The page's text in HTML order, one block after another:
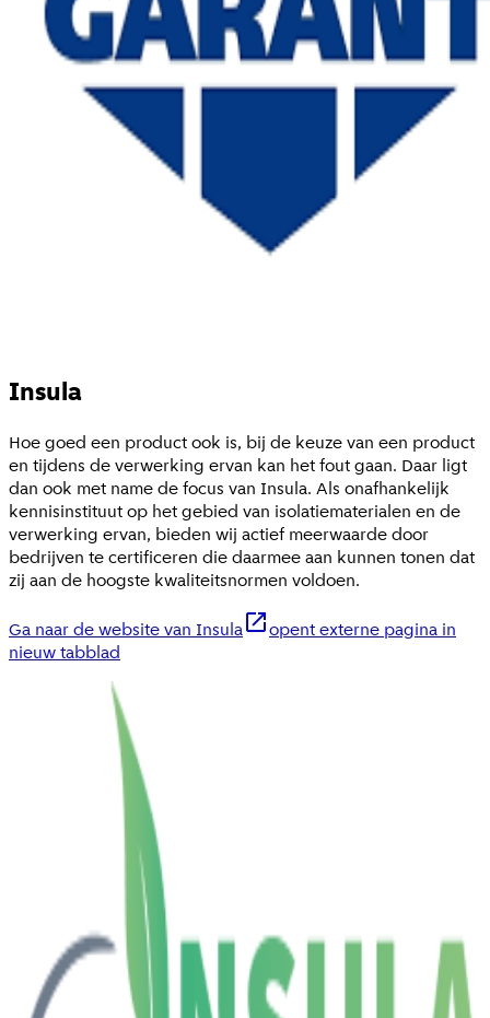
Insula
Hoe goed een product ook is, bij de keuze van een product
en tijdens de verwerking ervan kan het fout gaan. Daar ligt
dan ook met name de focus van Insula. Als onafhankelijk
kennisinstituut op het gebied van isolatiematerialen en de
verwerking ervan, bieden wij actief meerwaarde door
bedrijven te certificeren die daarmee aan kunnen tonen dat
zij aan de hoogste kwaliteitsnormen voldoen.
Ga naar de website van Insula
opent externe pagina in
nieuw tabblad